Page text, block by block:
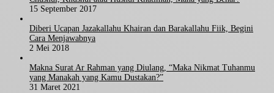
15 September 2017
Diberi Ucapan Jazakallahu Khairan dan Barakallahu Fiik, Begini
Cara Menjawabnya
2 Mei 2018
Makna Surat Ar Rahman yang Diulang, “Maka Nikmat Tuhanmu
yang Manakah yang Kamu Dustakan?”
31 Maret 2021